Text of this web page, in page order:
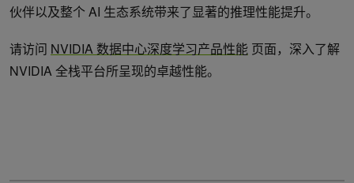
伙伴以及整个 AI 生态系统带来了显著的推理性能提升。
请访问 NVIDIA 数据中心深度学习产品性能 页面，深入了解
NVIDIA 全栈平台所呈现的卓越性能。